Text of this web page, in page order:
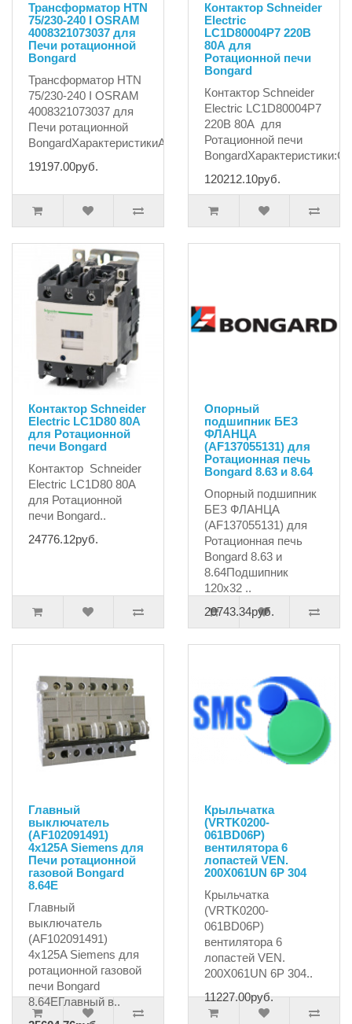
Трансформатор HTN
75/230-240 I OSRAM
4008321073037 для
Печи ротационной
Bongard
Трансформатор HTN
75/230-240 I OSRAM
4008321073037 для
Печи ротационной
BongardХарактеристикиАртикул..
19197.00руб.
Контактор Schneider
Electric
LC1D80004P7 220В
80А для
Ротационной печи
Bongard
Контактор Schneider
Electric LC1D80004P7
220В 80А для
Ротационной печи
BongardХарактеристики:С..
120212.10руб.
Контактор Schneider
Electric LC1D80 80А
для Ротационной
печи Bongard
Контактор Schneider
Electric LC1D80 80А
для Ротационной
печи Bongard..
24776.12руб.
Опорный
подшипник БЕЗ
ФЛАНЦА
(AF137055131) для
Ротационная печь
Bongard 8.63 и 8.64
Опорный подшипник
БЕЗ ФЛАНЦА
(AF137055131) для
Ротационная печь
Bongard 8.63 и
8.64Подшипник
120x32 ..
20743.34руб.
Главный
выключатель
(AF102091491)
4x125A Siemens для
Печи ротационной
газовой Bongard
8.64E
Главный
выключатель
(AF102091491)
4x125A Siemens для
ротационной газовой
печи Bongard
8.64EГлавный в..
Крыльчатка
(VRTK0200-
061BD06P)
вентилятора 6
лопастей VEN.
200X061UN 6P 304
Крыльчатка
(VRTK0200-
061BD06P)
вентилятора 6
лопастей VEN.
200X061UN 6P 304..
11227.00руб.